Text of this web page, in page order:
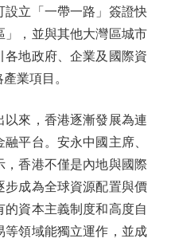
立「一帶一路」簽證快
」，並與其他大灣區城市
地政府、企業及國際資
業項目。
來，香港逐漸發展為連
平台。安永中國主席、
，香港不僅是內地與國際
步成為全球資源配置與價
資本主義制度和高度自
等領域能獨立運作，並成